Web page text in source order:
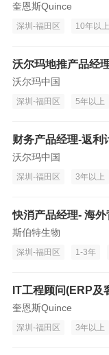
奎恩斯Quince
深圳-福田区 10年以上
沃尔玛地推产品经
沃尔玛中国
深圳-福田区 5年以上
财务产品经理-返利
沃尔玛中国
深圳-福田区 3年以上
快消产品经理- 海
斯伯特生物
深圳-福田区 1-3年
IT工程顾问(ERP及
奎恩斯Quince
深圳-福田区 3年以上